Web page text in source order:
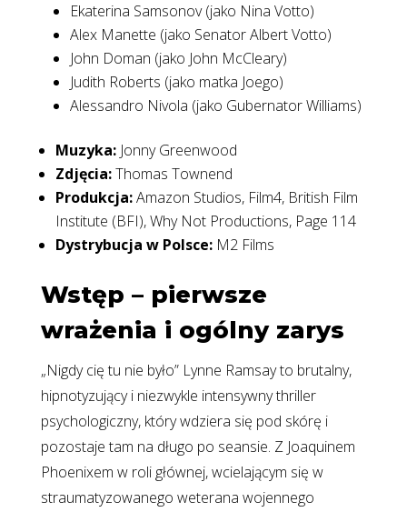
Ekaterina Samsonov (jako Nina Votto)
Alex Manette (jako Senator Albert Votto)
John Doman (jako John McCleary)
Judith Roberts (jako matka Joego)
Alessandro Nivola (jako Gubernator Williams)
Muzyka:Jonny Greenwood
Zdjęcia:Thomas Townend
Produkcja:Amazon Studios, Film4, British Film
Institute (BFI), Why Not Productions, Page 114
Dystrybucja w Polsce:M2 Films
Wstęp – pierwsze
wrażenia i ogólny zarys
„Nigdy cię tu nie było” Lynne Ramsay to brutalny,
hipnotyzujący i niezwykle intensywny thriller
psychologiczny, który wdziera się pod skórę i
pozostaje tam na długo po seansie. Z Joaquinem
Phoenixem w roli głównej, wcielającym się w
straumatyzowanego weterana wojennego